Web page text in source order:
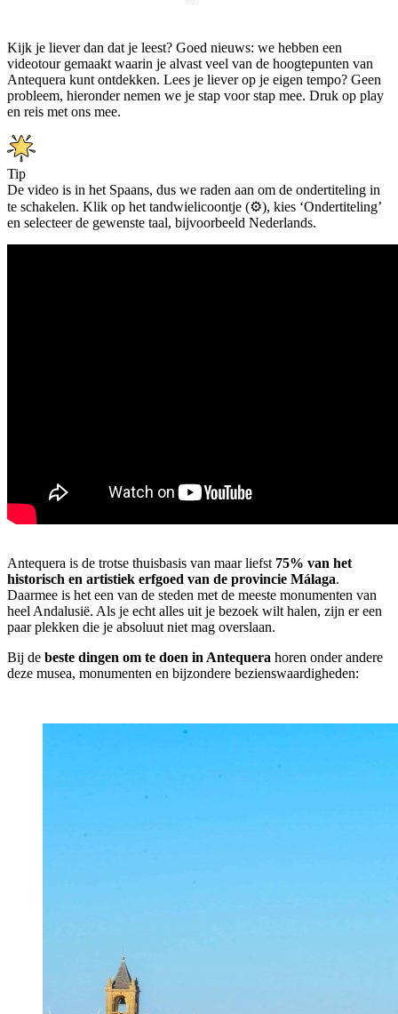
Kijk je liever dan dat je leest? Goed nieuws: we hebben een
videotour gemaakt waarin je alvast veel van de hoogtepunten van
Antequera kunt ontdekken. Lees je liever op je eigen tempo? Geen
probleem, hieronder nemen we je stap voor stap mee. Druk op play
en reis met ons mee.
Tip
De video is in het Spaans, dus we raden aan om de ondertiteling in
te schakelen. Klik op het tandwielicoontje (⚙️), kies ‘Ondertiteling’
en selecteer de gewenste taal, bijvoorbeeld Nederlands.
Antequera is de trotse thuisbasis van maar liefst75% van het
historisch en artistiek erfgoed van de provincie Málaga.
Daarmee is het een van de steden met de meeste monumenten van
heel Andalusië. Als je echt alles uit je bezoek wilt halen, zijn er een
paar plekken die je absoluut niet mag overslaan.
Bij de beste dingen om te doen in Antequera horen onder andere
deze musea, monumenten en bijzondere bezienswaardigheden: